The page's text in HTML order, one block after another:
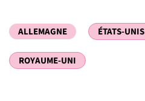
ALLEMAGNE ÉTATS-UNIS
ROYAUME-UNI